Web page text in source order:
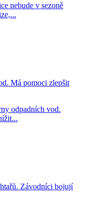
nebude v sezoně
Má pomoci zlepšit
odpadních vod.
Závodníci bojují